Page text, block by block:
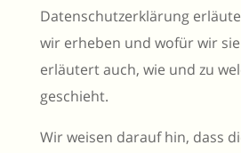
Datenschutzerklärung
wir erheben und wofür wir
erläutert auch, wie und zu
geschieht.
Wir weisen darauf hin, dass